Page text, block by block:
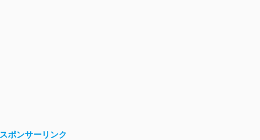
スポンサーリンク